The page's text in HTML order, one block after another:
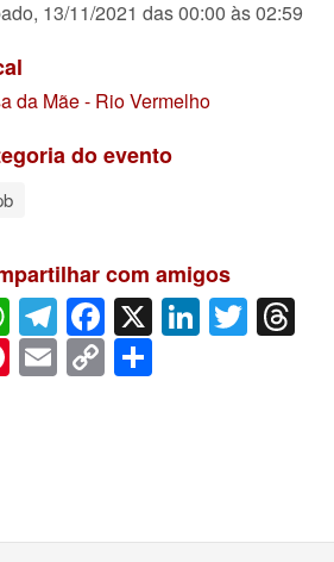
13/11/2021 das 00:00 às 02:59
da Mãe - Rio Vermelho
do evento
com amigos
WhatsApp
Telegram
Facebook
X LinkedIn
Twitter
Pinterest
Email
Copy
Link